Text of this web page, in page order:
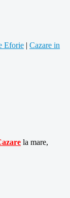
Eforie | Cazare in
la mare,